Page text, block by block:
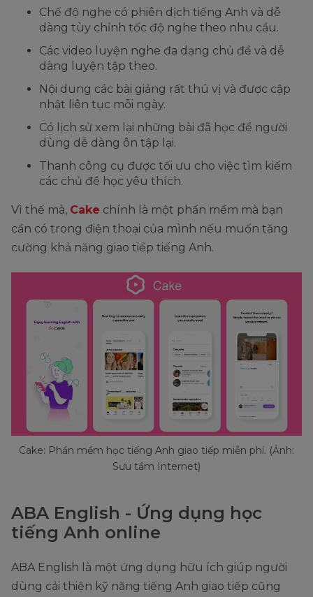
Chế độ nghe có phiên dịch tiếng Anh và dễ
dàng tùy chỉnh tốc độ nghe theo nhu cầu.
Các video luyện nghe đa dạng chủ đề và dễ
dàng luyện tập theo.
Nội dung các bài giảng rất thú vị và được cập
nhật liên tục mỗi ngày.
Có lịch sử xem lại những bài đã học để người
dùng dễ dàng ôn tập lại.
Thanh công cụ được tối ưu cho việc tìm kiếm
các chủ đề học yêu thích.
Vì thế mà, Cake chính là một phần mềm mà bạn
cần có trong điện thoại của mình nếu muốn tăng
cường khả năng giao tiếp tiếng Anh.
Cake: Phần mềm học tiếng Anh giao tiếp miễn phí. (Ảnh:
Sưu tầm Internet)
ABA English - Ứng dụng học
tiếng Anh online
ABA English là một ứng dụng hữu ích giúp người
dùng cải thiện kỹ năng tiếng Anh giao tiếp cũng